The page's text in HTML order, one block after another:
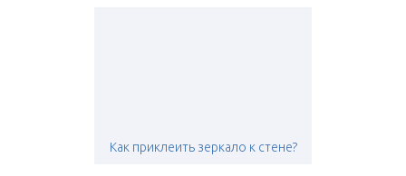
Как приклеить зеркало к стене?